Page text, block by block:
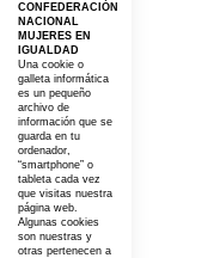
CONFEDERACIÓN
NACIONAL
MUJERES EN
IGUALDAD
Una cookie o
galleta informática
es un pequeño
archivo de
información que se
guarda en tu
ordenador,
“smartphone” o
tableta cada vez
que visitas nuestra
página web.
Algunas cookies
son nuestras y
otras pertenecen a